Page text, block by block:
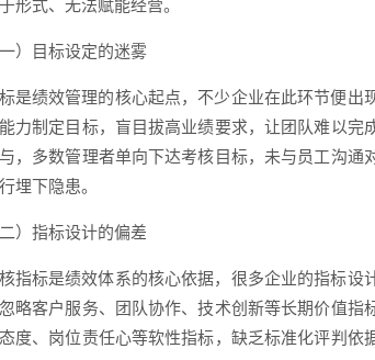
形式、无法赋能经营。
一）目标设定的迷雾
是绩效管理的核心起点，不少企业在此环节便
力制定目标，盲目拔高业绩要求，让团队难以
，多数管理者单向下达考核目标，未与员工沟
埋下隐患。
二）指标设计的偏差
指标是绩效体系的核心依据，很多企业的指标
略客户服务、团队协作、技术创新等长期价值
度、岗位责任心等软性指标，缺乏标准化评判